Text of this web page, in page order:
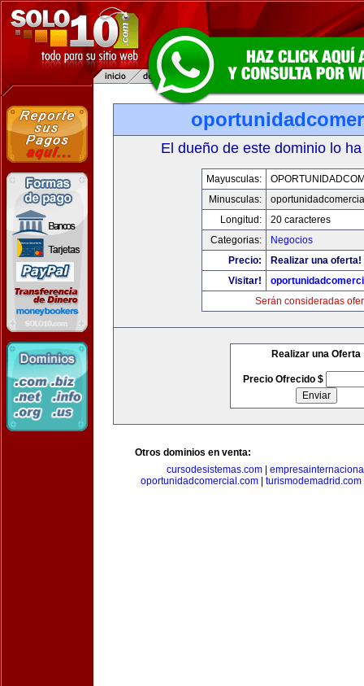
El dueño de este dominio lo
Mayusculas:
Minusculas:
Longitud:
20 caracteres
Categorias:
Negocios
Precio:
Realizar una oferta!
Visitar!
Serán consideradas
Realizar una Oferta
Precio Ofrecido $
Otros dominios en venta:
cursodesistemas.com
oportunidadcomercial.com
turismodemadrid.com